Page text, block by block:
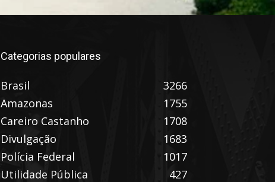
Categorias populares
Brasil
3266
Amazonas
1755
Careiro Castanho
1708
Divulgação
1683
Polícia Federal
1017
Utilidade Pública
427